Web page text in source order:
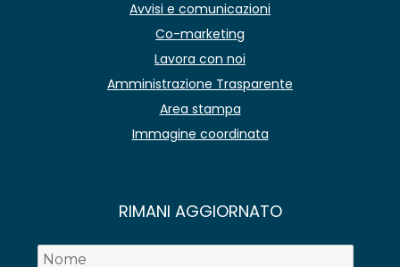
Avvisi e comunicazioni
Co-marketing
Lavora con noi
Amministrazione Trasparente
Area stampa
Immagine coordinata
RIMANI AGGIORNATO